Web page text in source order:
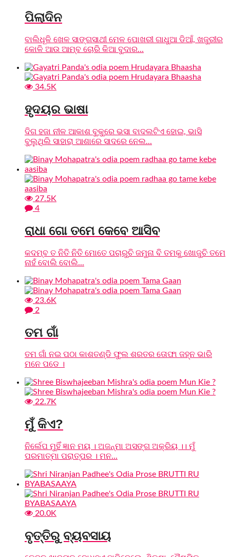
ପିଲାଦିନ
ବାଲିଧୂଳି ଖେଳ ସାଙ୍ଗସାଥୀ ମେଳ ପୋଖରୀ ଗାଧୁଆ ଡିଆଁ, ଖଜୁରୀର
କୋଳି ଆଉ ଆମ୍ବ ଚୋରି କିଆ ବୁଦାର...
34.5K
ହୃଦୟର ଭାଷା
ଦିଗ ହଜା ନୀଳ ଆକାଶ ବୁକୁରେ ଭସା ବାଦଲଟିଏ ହୋଇ, ଭାସି
ବୁଲୁଥିଲି ସାହାରା ଆଶାରେ ସାଦରେ ନେଲ...
27.5K
4
ରାଧା ଗୋ ତମେ କେବେ ଆସିବ
କଦମ୍ବ ତ ନିତି ନିତି ମୋତେ ପଚାରୁଚି ଜମୁନା ବି ତମକୁ ଖୋଜୁଚି ତମେ
ନାହଁ ବୋଲି ବୋଲି...
23.6K
2
ତମ ଗାଁ
ତମ ଗାଁ ନଇ ପଠା କାଶତଣ୍ଡି ଫୁଲ ଶରତର ତୋଫା ଜହ୍ନ ଭାରି
ମନେ ପଡେ ।
22.7K
ମୁଁ କିଏ?
ନିର୍ଲେପ ମୁହିଁ ଜ୍ଞାନ ମୟ । ଅଜନ୍ମା ଅସଙ୍ଗ ଅକ୍ରିୟ ।। ମୁଁ
ପରମାତ୍ମା ପରାତ୍ପର । ମନ...
20.0K
ବୃତ୍ତିରୁ ବ୍ୟବସାୟ